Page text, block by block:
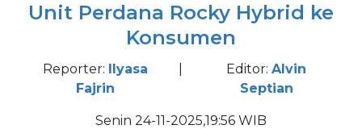
Unit Perdana Rocky Hybrid ke
Konsumen
Reporter: Ilyasa
Fajrin
Editor:Alvin
Septian
Senin 24-11-2025,19:56 WIB